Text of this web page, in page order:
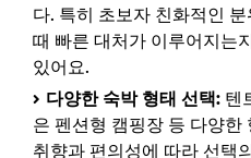
다. 특히 초보자 친화적인
때 빠른 대처가 이루어지는
있어요.
다양한 숙박 형태 선택: 텐
은 펜션형 캠핑장 등 다양한
취향과 편의성에 따라 선택